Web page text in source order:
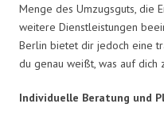
Menge des Umzugsguts, die
weitere Dienstleistungen
Berlin bietet dir jedoch eine
du genau weißt, was auf dich
Individuelle Beratung und